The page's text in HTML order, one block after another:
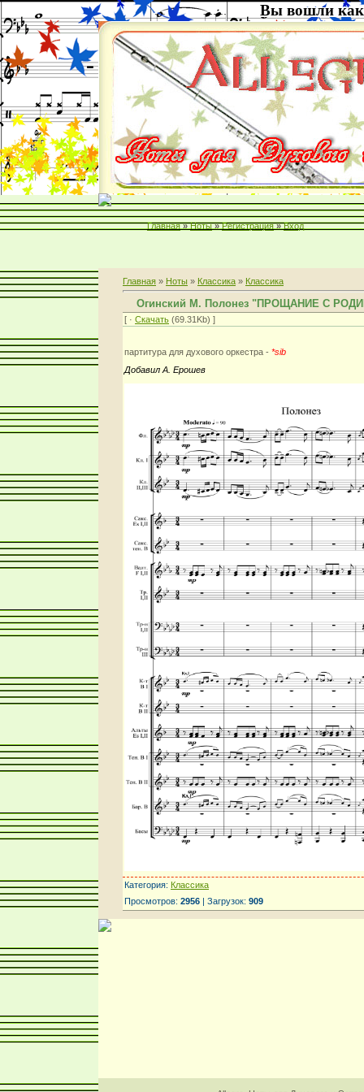
Вы вошли как
Главная » Ноты » Регистрация » Вход
Главная » Ноты » Классика » Классика
Огинский М. Полонез "ПРОЩАНИЕ С
[ · Скачать (69.31Kb) ]
партитура для духового оркестра - *sib
Добавил А. Ерошев
Категория: Классика
Просмотров: 2956 | Загрузок: 909